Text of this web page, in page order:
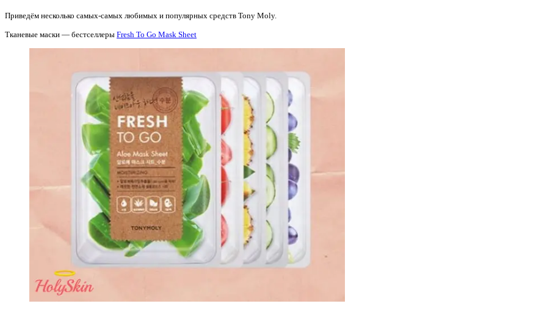
Приведём несколько самых-самых любимых и популярных средств Tony Moly.
Тканевые маски — бестселлеры Fresh To Go Mask Sheet